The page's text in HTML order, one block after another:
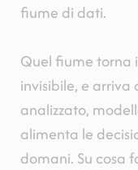
fiume di dati.
Quel fiume torna
invisibile, e arriva
analizzato,
alimenta le
domani. Su cosa